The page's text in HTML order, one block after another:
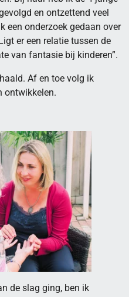
en ontzettend veel
een onderzoek gedaan over
er een relatie tussen de
van fantasie bij kinderen”.
Af en toe volg ik
ontwikkelen.
de slag ging, ben ik